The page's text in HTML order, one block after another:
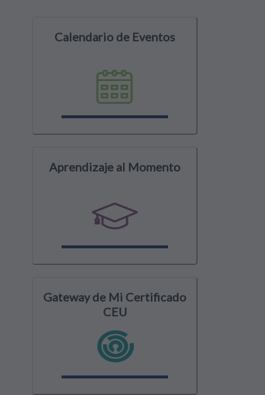
Calendario de Eventos
Aprendizaje al Momento
Gateway de Mi Certificado
CEU